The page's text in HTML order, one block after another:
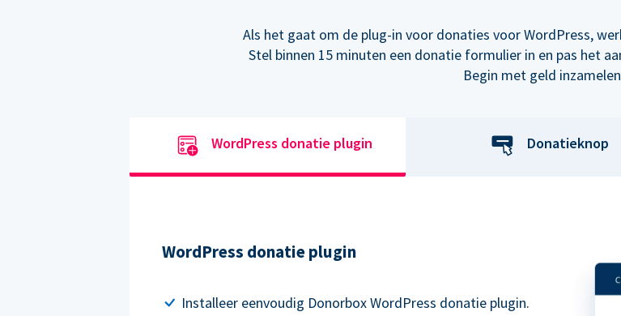
Als het gaat om de plug-in voor donaties voor WordPress,
Stel binnen 15 minuten een donatie formulier in en pas het
Begin met geld
WordPress donatie plugin Donatieknop
WordPress donatie plugin
Installeer eenvoudig Donorbox WordPress donatie plugin.